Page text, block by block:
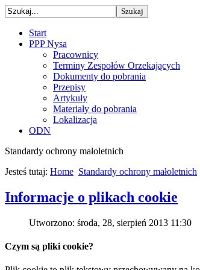
Start
PPP Nysa
Pracownicy
Terminy Zespołów Orzekających
Dokumenty do pobrania
Przepisy
Artykuły
Materiały do pobrania
Lokalizacja
ODN
Standardy ochrony małoletnich
Jesteś tutaj: Home Standardy ochrony małoletnich
Informacje o plikach cookie
Utworzono: środa, 28, sierpień 2013 11:30
Czym są pliki cookie?